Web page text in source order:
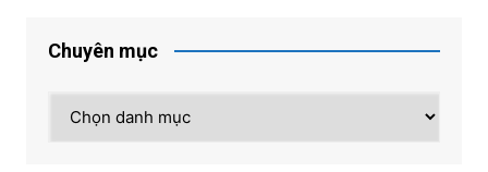
Chuyên mục
mục